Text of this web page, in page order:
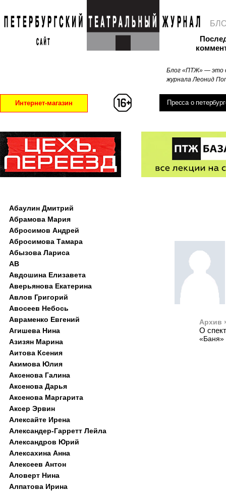
Блог «ПТЖ» — это
журнала Леонид
Интернет-магазин Пресса о
Архив
О
«Баня»
Абаулин Дмитрий
Абрамова Мария
Абросимов Андрей
Абросимова Тамара
Абызова Лариса
АВ
Авдошина Елизавета
Аверьянова Екатерина
Авлов Григорий
Авосеев Небось
Авраменко Евгений
Агишева Нина
Азизян Марина
Аитова Ксения
Акимова Юлия
Аксенова Галина
Аксенова Дарья
Аксенова Маргарита
Аксер Эрвин
Алексайте Ирена
Александер-Гарретт Лейла
Александров Юрий
Алексахина Анна
Алексеев Антон
Аловерт Нина
Алпатова Ирина